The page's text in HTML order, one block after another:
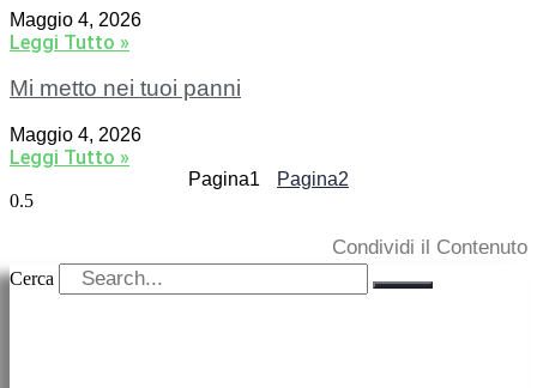
Maggio 4, 2026
Leggi Tutto »
Mi metto nei tuoi panni
Maggio 4, 2026
Leggi Tutto »
Pagina1 Pagina2
Condividi il Contenuto
Cerca